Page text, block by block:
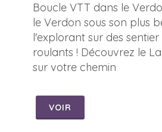
Boucle VTT dans le
le Verdon sous son plus
l'explorant sur des
roulants ! Découvrez le
sur votre chemin
VOIR